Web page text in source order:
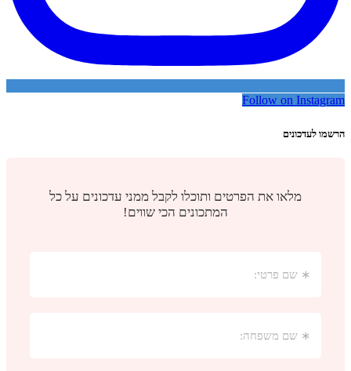
Follow on Instagram
הרשמו לעדכונים